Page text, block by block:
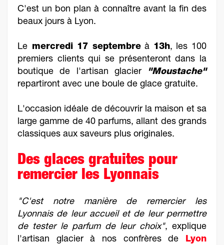
C'est un bon plan à connaître avant la fin des
beaux jours à Lyon.
Le mercredi 17 septembreà 13h, les 100
premiers clients qui se présenteront dans la
boutique de l'artisan glacier
"Moustache"
repartiront avec une boule de glace gratuite.
L'occasion idéale de découvrir la maison et sa
large gamme de 40 parfums, allant des grands
classiques aux saveurs plus originales.
Des glaces gratuites pour
remercier les Lyonnais
"C'est notre manière de remercier les
Lyonnais de leur accueil et de leur permettre
de tester le parfum de leur choix", explique
l'artisan glacier à nos confrères de Lyon